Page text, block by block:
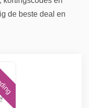
de beste deal en